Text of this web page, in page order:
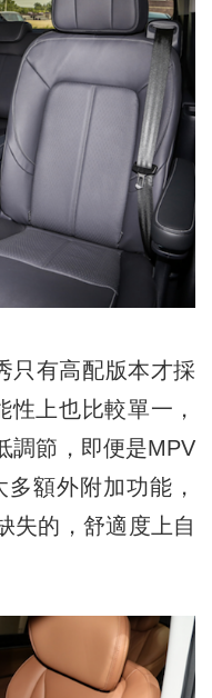
有高配版本才採
性 上也比較單一，
調節，即便是MPV
額外附加功能，
失的，舒適度上自